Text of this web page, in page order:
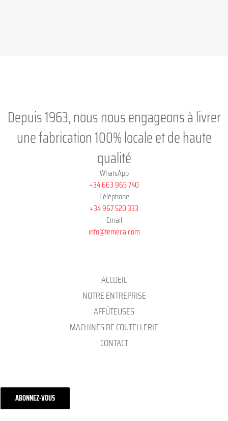
Depuis 1963, nous nous engageons à livrer
une fabrication 100% locale et de haute
qualité
WhatsApp
+34 663 965 740
Téléphone
+34 967 520 333
Email
info@temeca.com
ACCUEIL
NOTRE ENTREPRISE
AFFÛTEUSES
MACHINES DE COUTELLERIE
CONTACT
ABONNEZ-VOUS